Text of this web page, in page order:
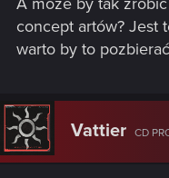
concept artów? Jest
warto by to
Vattier CD